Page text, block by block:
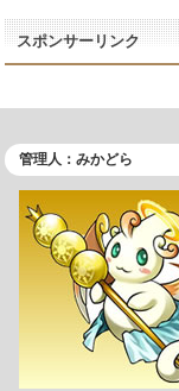
スポンサーリンク
管理人：みかどら